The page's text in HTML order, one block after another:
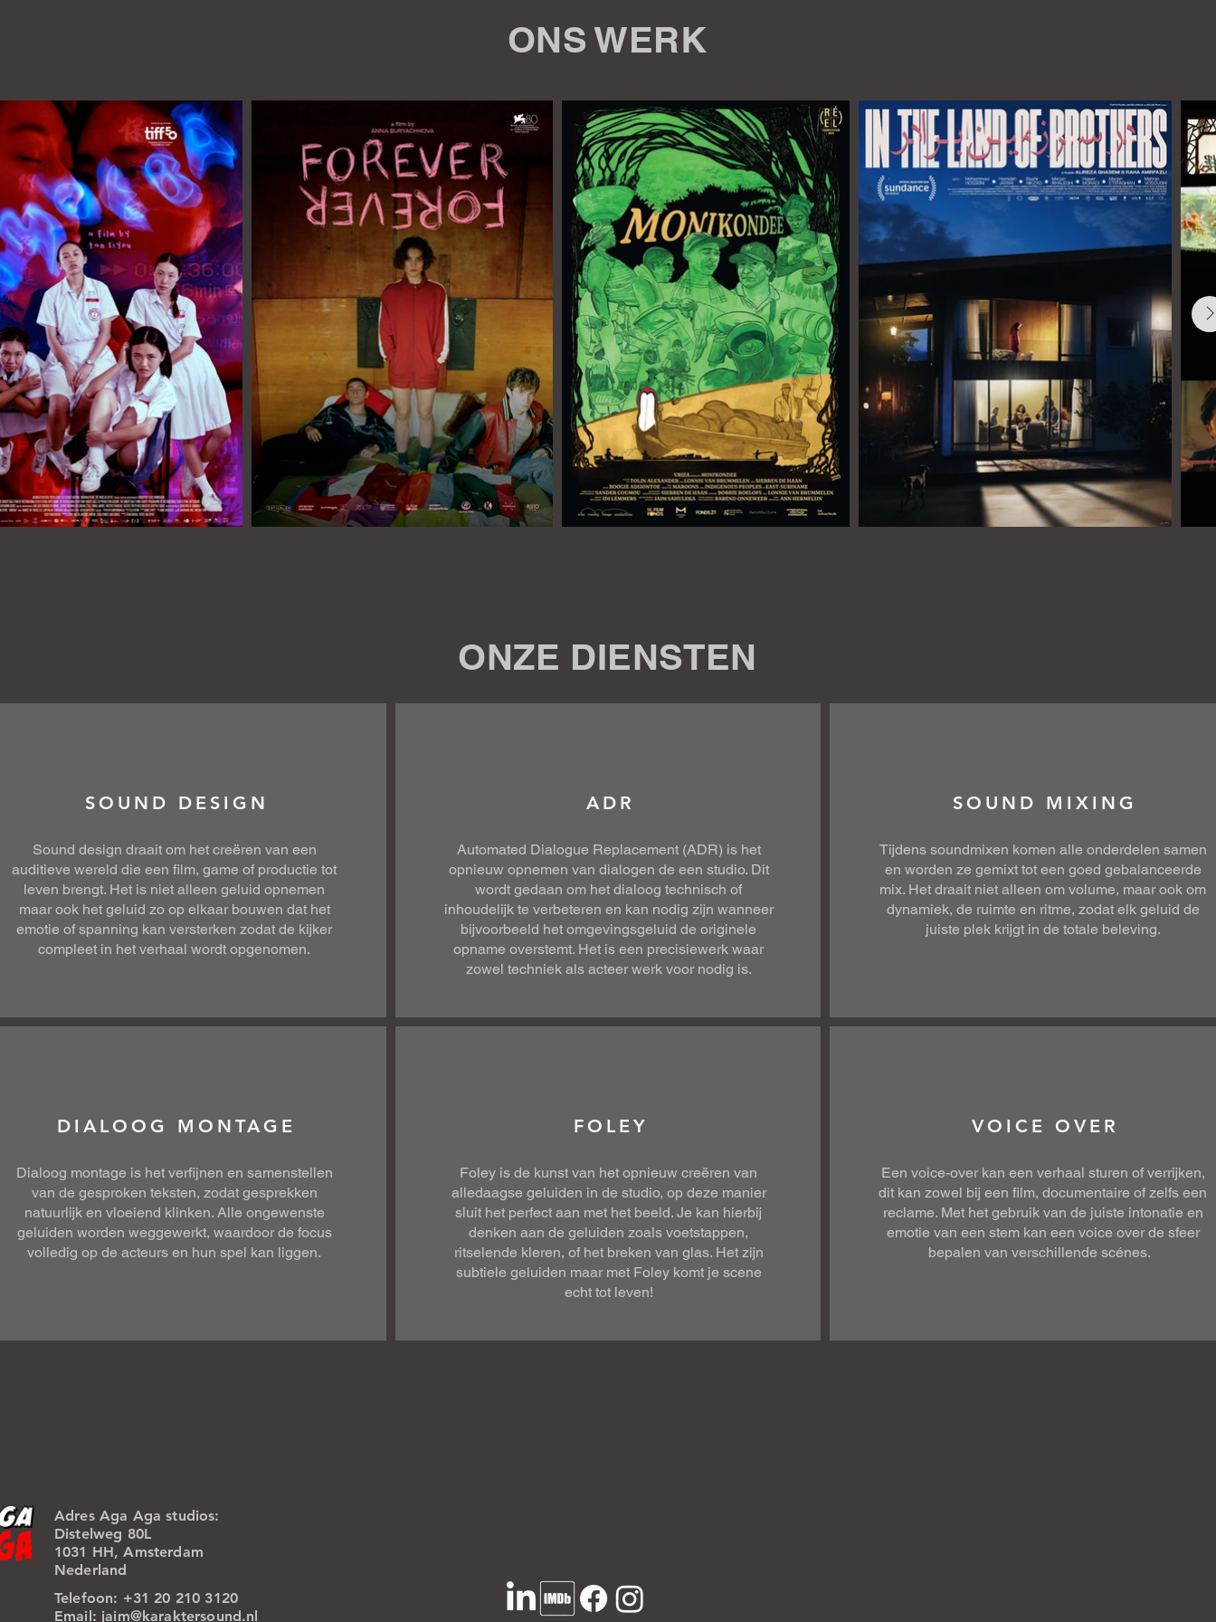
ONS WERK
ONZE DIENSTEN
SOUND DESIGN
Sound design draait om het creëren van een
auditieve wereld die een film, game of productie tot
leven brengt. Het is niet alleen geluid opnemen
maar ook het geluid zo op elkaar bouwen dat het
emotie of spanning kan versterken zodat de kijker
compleet in het verhaal wordt opgenomen.
DIALOOG MONTAGE
Dialoog montage is het verfijnen en samenstellen
van de gesproken teksten, zodat gesprekken
natuurlijk en vloeiend klinken. Alle ongewenste
geluiden worden weggewerkt, waardoor de focus
volledig op de acteurs en hun spel kan liggen.
ADR
Automated Dialogue Replacement (ADR) is het
opnieuw opnemen van dialogen de een studio. Dit
wordt gedaan om het dialoog technisch of
inhoudelijk te verbeteren en kan nodig zijn wanneer
bijvoorbeeld het omgevingsgeluid de originele
opname overstemt. Het is een precisiewerk waar
zowel techniek als acteer werk voor nodig is.
FOLEY
Foley is de kunst van het opnieuw creëren van
alledaagse geluiden in de studio, op deze manier
sluit het perfect aan met het beeld. Je kan hierbij
denken aan de geluiden zoals voetstappen,
ritselende kleren, of het breken van glas. Het zijn
subtiele geluiden maar met Foley komt je scene
echt tot leven!
SOUND MIXING
Tijdens soundmixen komen alle onderdelen samen
en worden ze gemixt tot een goed gebalanceerde
mix. Het draait niet alleen om volume, maar ook om
dynamiek, de ruimte en ritme, zodat elk geluid de
juiste plek krijgt in de totale beleving.
VOICE OVER
Een voice-over kan een verhaal sturen of verrijken,
dit kan zowel bij een film, documentaire of zelfs een
reclame. Met het gebruik van de juiste intonatie en
emotie van een stem kan een voice over de sfeer
bepalen van verschillende scénes.
Adres Aga Aga studios:
Distelweg 80L
1031 HH, Amsterdam
Nederland
Telefoon: +31 20 210 3120
Email: jaim@karaktersound.nl